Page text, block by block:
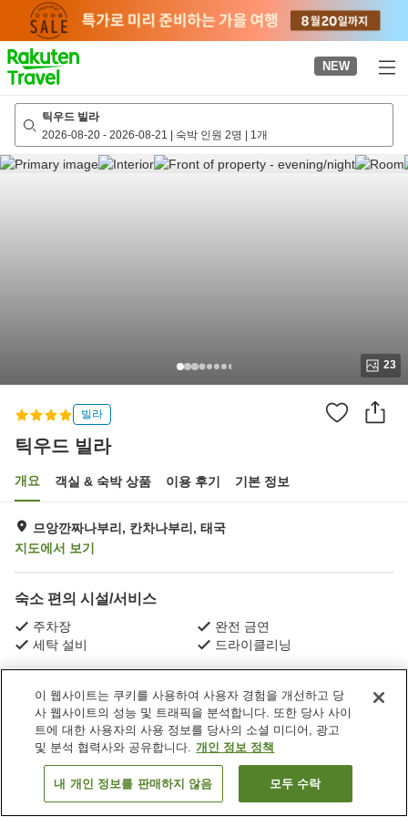
page
NEW
틱우드 빌라
2026-08-20 - 2026-08-21 | 숙박 인원 2명 | 1개
23
빌라
틱우드 빌라
개요 객실 & 숙박 상품 이용 후기 기본 정보
므앙깐짜나부리, 칸차나부리, 태국
지도에서 보기
숙소 편의 시설/서비스
주차장
완전 금연
세탁 설비
드라이클리닝
태국 칸차나부리 므앙깐짜나부리 틱우드 빌라
객실 보기
이 웹사이트는 쿠키를 사용하여 사용자 경험을 개선하고 당
사 웹사이트의 성능 및 트래픽을 분석합니다. 또한 당사 사이
트에 대한 사용자의 사용 정보를 당사의 소셜 미디어, 광고
및 분석 협력사와 공유합니다. 개인 정보 정책
내 개인 정보를 판매하지 않음 모두 수락